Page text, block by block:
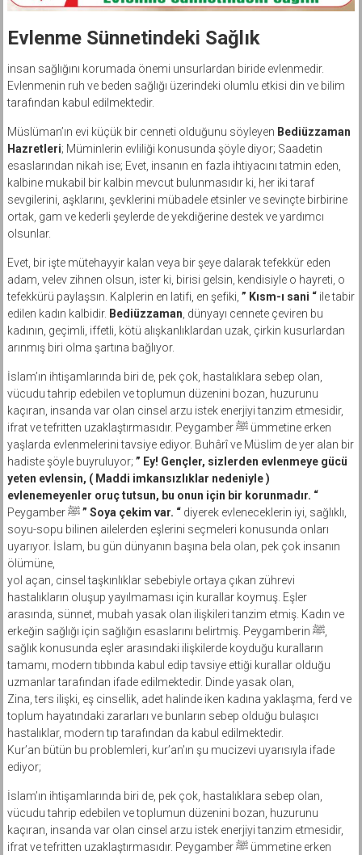
Evlenme Sünnetindeki Sağlık
insan sağlığını korumada önemi unsurlardan biride evlenmedir.
Evlenmenin ruh ve beden sağlığı üzerindeki olumlu etkisi din ve bilim
tarafından kabul edilmektedir.
Müslüman’ın evi küçük bir cenneti olduğunu söyleyen Bediüzzaman
Hazretleri; Müminlerin evliliği konusunda şöyle diyor; Saadetin
esaslarından nikah ise; Evet, insanın en fazla ihtiyacını tatmin eden,
kalbine mukabil bir kalbin mevcut bulunmasıdır ki, her iki taraf
sevgilerini, aşklarını, şevklerini mübadele etsinler ve sevinçte birbirine
ortak, gam ve kederli şeylerde de yekdiğerine destek ve yardımcı
olsunlar.
Evet, bir işte mütehayyir kalan veya bir şeye dalarak tefekkür eden
adam, velev zihnen olsun, ister ki, birisi gelsin, kendisiyle o hayreti, o
tefekkürü paylaşsın. Kalplerin en latifi, en şefiki, ” Kısm-ı sani “ile tabir
edilen kadın kalbidir. Bediüzzaman , dünyayı cennete çeviren bu
kadının, geçimli, iffetli, kötü alışkanlıklardan uzak, çirkin kusurlardan
arınmış biri olma şartına bağlıyor.
İslam’ın ihtişamlarında biri de, pek çok, hastalıklara sebep olan,
vücudu tahrip edebilen ve toplumun düzenini bozan, huzurunu
kaçıran, insanda var olan cinsel arzu istek enerjiyi tanzim etmesidir,
ifrat ve tefritten uzaklaştırmasıdır. Peygamber ﷺ ümmetine erken
yaşlarda evlenmelerini tavsiye ediyor. Buhârî ve Müslim de yer alan bir
hadiste şöyle buyruluyor; ” Ey! Gençler, sizlerden evlenmeye gücü
yeten evlensin, ( Maddi imkansızlıklar nedeniyle )
evlenemeyenler oruç tutsun, bu onun için bir korunmadır. “
Peygamber ﷺ” Soya çekim var. “diyerek evleneceklerin iyi, sağlıklı,
soyu-sopu bilinen ailelerden eşlerini seçmeleri konusunda onları
uyarıyor. İslam, bu gün dünyanın başına bela olan, pek çok insanın
ölümüne,
yol açan, cinsel taşkınlıklar sebebiyle ortaya çıkan zührevi
hastalıkların oluşup yayılmaması için kurallar koymuş. Eşler
arasında, sünnet, mubah yasak olan ilişkileri tanzim etmiş. Kadın ve
erkeğin sağlığı için sağlığın esaslarını belirtmiş. Peygamberin ﷺ,
sağlık konusunda eşler arasındaki ilişkilerde koyduğu kuralların
tamamı, modern tıbbında kabul edip tavsiye ettiği kurallar olduğu
uzmanlar tarafından ifade edilmektedir. Dinde yasak olan,
Zina, ters ilişki, eş cinsellik, adet halinde iken kadına yaklaşma, ferd ve
toplum hayatındaki zararları ve bunların sebep olduğu bulaşıcı
hastalıklar, modern tıp tarafından da kabul edilmektedir.
Kur’an bütün bu problemleri, kur’an’ın şu mucizevi uyarısıyla ifade
ediyor;
İslam’ın ihtişamlarında biri de, pek çok, hastalıklara sebep olan,
vücudu tahrip edebilen ve toplumun düzenini bozan, huzurunu
kaçıran, insanda var olan cinsel arzu istek enerjiyi tanzim etmesidir,
ifrat ve tefritten uzaklaştırmasıdır. Peygamber ﷺ ümmetine erken